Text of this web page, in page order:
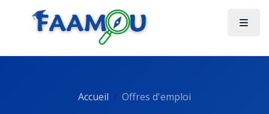
Accueil Offres d'emploi